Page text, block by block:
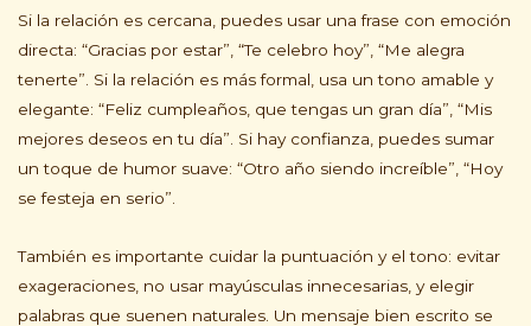
Si la relación es cercana, puedes usar una frase con emoción
directa: “Gracias por estar”, “Te celebro hoy”, “Me alegra
tenerte”. Si la relación es más formal, usa un tono amable y
elegante: “Feliz cumpleaños, que tengas un gran día”, “Mis
mejores deseos en tu día”. Si hay confianza, puedes sumar
un toque de humor suave: “Otro año siendo increíble”, “Hoy
se festeja en serio”.
También es importante cuidar la puntuación y el tono: evitar
exageraciones, no usar mayúsculas innecesarias, y elegir
palabras que suenen naturales. Un mensaje bien escrito se